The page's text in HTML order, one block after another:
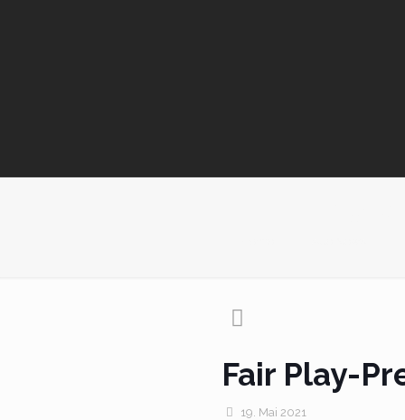
Fair Play-
19. Mai 2021